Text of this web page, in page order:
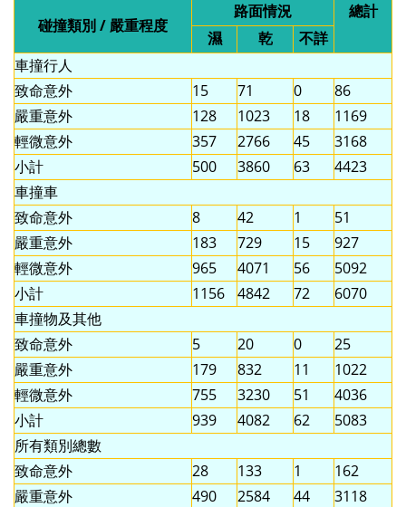
碰撞類別 / 嚴重程度
路面情況
總計
濕
乾
不詳
車撞行人
致命意外
15 71 0
86
嚴重意外
128 1023 18
1169
輕微意外
357 2766 45
3168
小計
500 3860 63
4423
車撞車
致命意外
8 42 1
51
嚴重意外
183 729 15
927
輕微意外
965 4071 56
5092
小計
1156 4842 72
6070
車撞物及其他
致命意外
5 20 0
25
嚴重意外
179 832 11
1022
輕微意外
755 3230 51
4036
小計
939 4082 62
5083
所有類別總數
致命意外
28 133 1
162
嚴重意外
490 2584 44 3118